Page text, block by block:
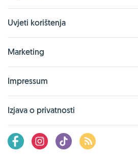
Uvjeti korištenja
Marketing
Impressum
Izjava o privatnosti